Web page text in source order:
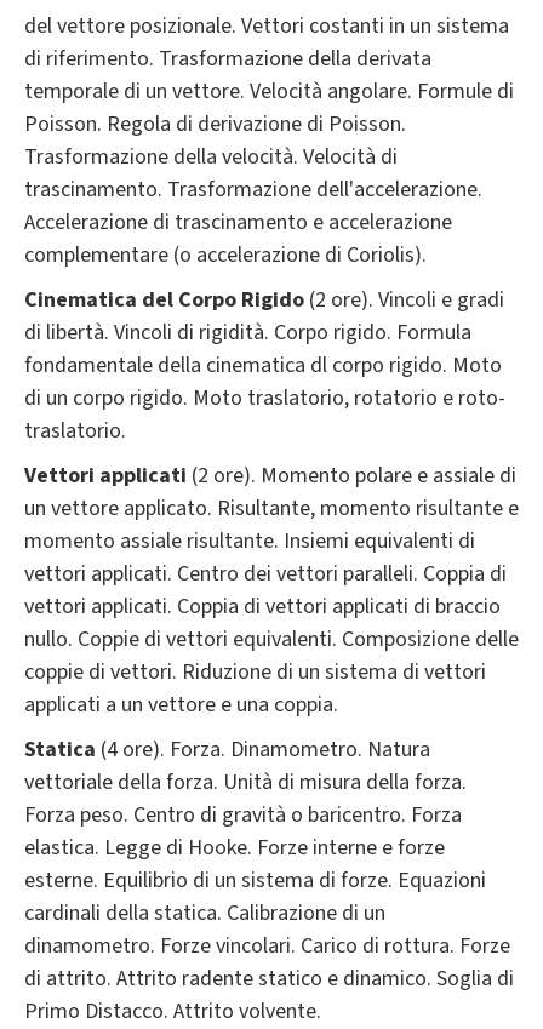
del vettore posizionale. Vettori costanti in un sistema
di riferimento. Trasformazione della derivata
temporale di un vettore. Velocità angolare. Formule di
Poisson. Regola di derivazione di Poisson.
Trasformazione della velocità. Velocità di
trascinamento. Trasformazione dell'accelerazione.
Accelerazione di trascinamento e accelerazione
complementare (o accelerazione di Coriolis).
Cinematica del Corpo Rigido (2 ore). Vincoli e gradi
di libertà. Vincoli di rigidità. Corpo rigido. Formula
fondamentale della cinematica dl corpo rigido. Moto
di un corpo rigido. Moto traslatorio, rotatorio e roto-
traslatorio.
Vettori applicati (2 ore). Momento polare e assiale di
un vettore applicato. Risultante, momento risultante e
momento assiale risultante. Insiemi equivalenti di
vettori applicati. Centro dei vettori paralleli. Coppia di
vettori applicati. Coppia di vettori applicati di braccio
nullo. Coppie di vettori equivalenti. Composizione delle
coppie di vettori. Riduzione di un sistema di vettori
applicati a un vettore e una coppia.
Statica (4 ore). Forza. Dinamometro. Natura
vettoriale della forza. Unità di misura della forza.
Forza peso. Centro di gravità o baricentro. Forza
elastica. Legge di Hooke. Forze interne e forze
esterne. Equilibrio di un sistema di forze. Equazioni
cardinali della statica. Calibrazione di un
dinamometro. Forze vincolari. Carico di rottura. Forze
di attrito. Attrito radente statico e dinamico. Soglia di
Primo Distacco. Attrito volvente.